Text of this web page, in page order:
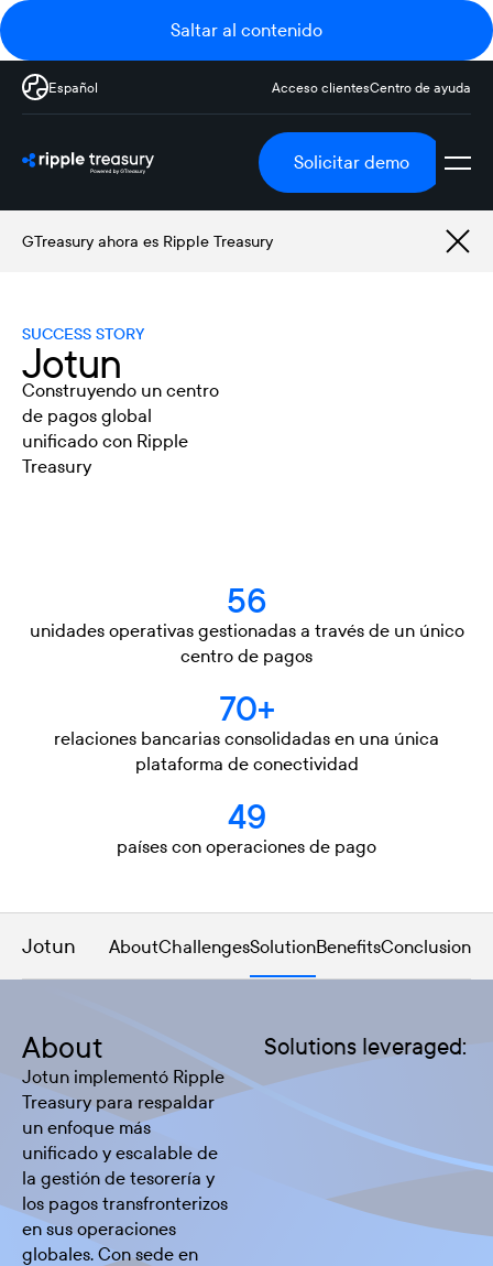
Saltar al contenido
Español Acceso clientesCentro de ayuda
Solicitar demo
GTreasury ahora es Ripple Treasury
SUCCESS STORY
Jotun
Construyendo un centro
de pagos global
unificado con Ripple
Treasury
56
unidades operativas gestionadas a través de un único
centro de pagos
70+
relaciones bancarias consolidadas en una única
plataforma de conectividad
49
países con operaciones de pago
Jotun AboutChallengesSolutionBenefitsConclusion
About
Jotun implementó Ripple
Treasury para respaldar
un enfoque más
unificado y escalable de
la gestión de tesorería y
los pagos transfronterizos
en sus operaciones
globales. Con sede en
Solutions leveraged: